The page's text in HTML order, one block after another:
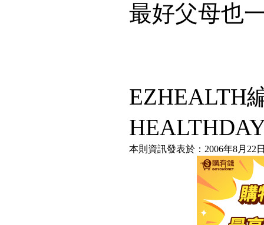
最好父母也
EZHEALTH
本則資訊發表於：2006年8月22